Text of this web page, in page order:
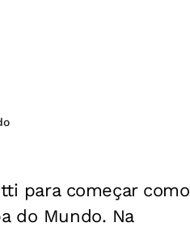
para começar como
do Mundo. Na